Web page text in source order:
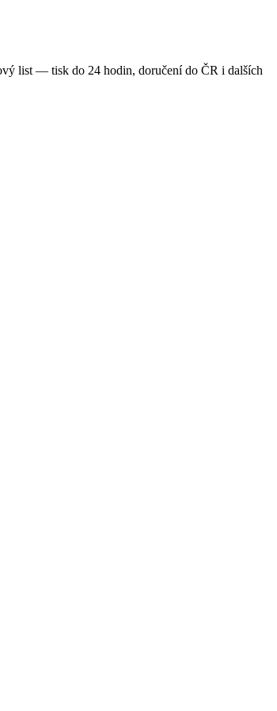
list — tisk do 24 hodin, doručení do ČR i dalších